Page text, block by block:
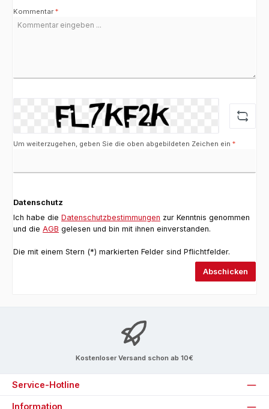
Kommentar *
Um weiterzugehen, geben Sie die oben abgebildeten Zeichen ein *
Datenschutz
Ich habe die Datenschutzbestimmungen zur Kenntnis genommen
und die AGB gelesen und bin mit ihnen einverstanden.
Die mit einem Stern (*) markierten Felder sind Pflichtfelder.
Abschicken
Kostenloser Versand schon ab 10€
Service-Hotline
Information